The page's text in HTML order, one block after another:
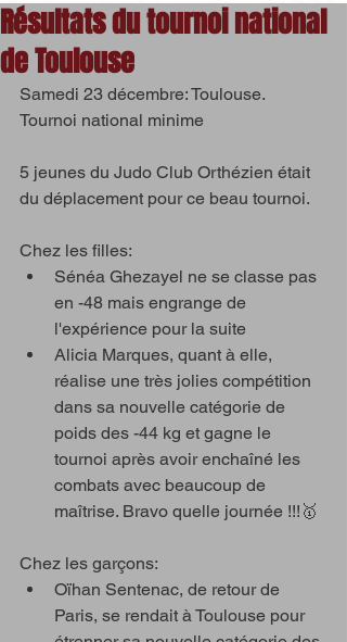
Résultats du tournoi national
de Toulouse
Samedi 23 décembre: Toulouse.
Tournoi national minime
5 jeunes du Judo Club Orthézien était
du déplacement pour ce beau tournoi.
Chez les filles:
Sénéa Ghezayel ne se classe pas
en -48 mais engrange de
l'expérience pour la suite
Alicia Marques, quant à elle,
réalise une très jolies compétition
dans sa nouvelle catégorie de
poids des -44 kg et gagne le
tournoi après avoir enchaîné les
combats avec beaucoup de
maîtrise. Bravo quelle journée !!!🥇
Chez les garçons:
Oïhan Sentenac, de retour de
Paris, se rendait à Toulouse pour